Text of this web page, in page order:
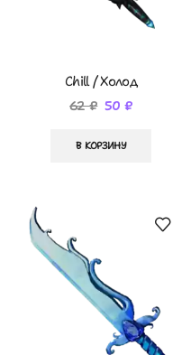
Chill / Холод
62₽ 50 ₽
В КОРЗИНУ